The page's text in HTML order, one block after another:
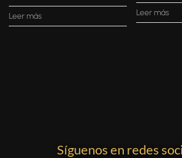
Leer más Leer más
Síguenos en redes